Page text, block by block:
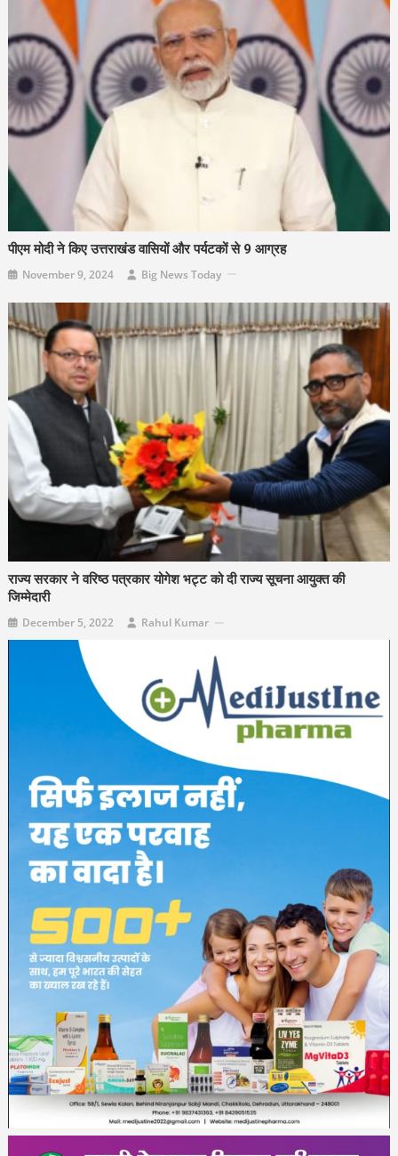
पीएम मोदी ने किए उत्तराखंड वासियों और पर्यटकों से 9 आग्रह
November 9, 2024 Big News Today
राज्य सरकार ने वरिष्ठ पत्रकार योगेश भट्ट को दी राज्य सूचना आयुक्त की
जिम्मेदारी
December 5, 2022 Rahul Kumar